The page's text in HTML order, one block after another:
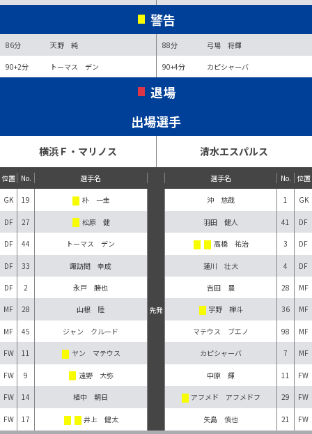
警告
86分 天野 純 88分 弓場 将輝
90+2分 トーマス デン 90+4分 カピシャーバ
退場
出場選手
横浜Ｆ・マリノス 清水エスパルス
位置 No. 選手名 選手名 No. 位置
先発
GK 19 朴 一圭 沖 悠哉 1 GK
DF 27 松原 健 羽田 健人 41 DF
DF 44 トーマス デン 高橋 祐治 3 DF
DF 33 諏訪間 幸成 蓮川 壮大 4 DF
DF 2 永戸 勝也 吉田 豊 28 MF
MF 28 山根 陸 宇野 禅斗 36 MF
MF 45 ジャン クルード マテウス ブエノ 98 MF
FW 11 ヤン マテウス カピシャーバ 7 MF
FW 9 遠野 大弥 中原 輝 11 FW
FW 14 植中 朝日 アフメド アフメドフ 29 FW
FW 17 井上 健太 矢島 慎也 21 FW